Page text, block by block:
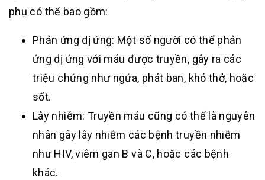
phụ có thể bao gồm:
Phản ứng dị ứng: Một số người có thể phản
ứng dị ứng với máu được truyền, gây ra các
triệu chứng như ngứa, phát ban, khó thở, hoặc
sốt.
Lây nhiễm: Truyền máu cũng có thể là nguyên
nhân gây lây nhiễm các bệnh truyền nhiễm
như HIV, viêm gan B và C, hoặc các bệnh
khác.